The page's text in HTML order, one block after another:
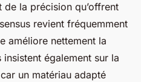
de la précision qu’offrent
revient fréquemment
améliore nettement la
également sur la
un matériau adapté